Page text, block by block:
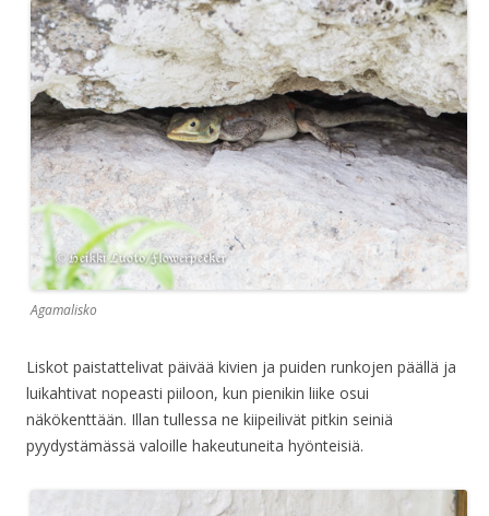
Agamalisko
Liskot paistattelivat päivää kivien ja puiden runkojen päällä ja
luikahtivat nopeasti piiloon, kun pienikin liike osui
näkökenttään. Illan tullessa ne kiipeilivät pitkin seiniä
pyydystämässä valoille hakeutuneita hyönteisiä.